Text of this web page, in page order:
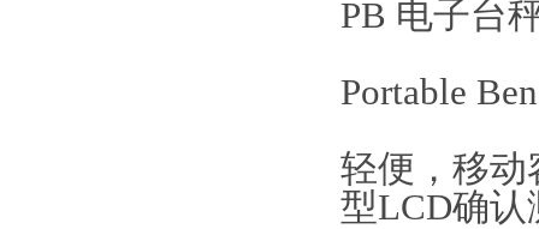
PB 电子台
Portable
轻便，移动
型LCD确认